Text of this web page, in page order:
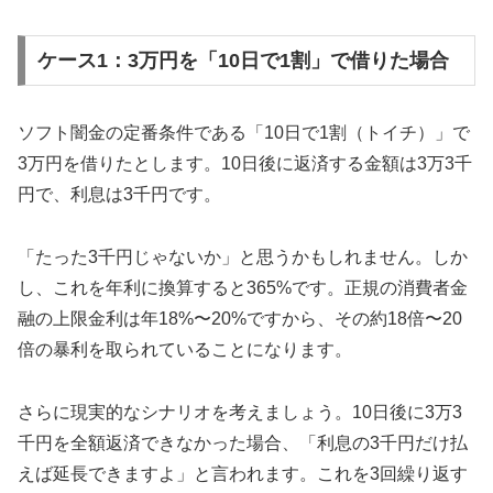
ケース1：3万円を「10日で1割」で借りた場合
ソフト闇金の定番条件である「10日で1割（トイチ）」で
3万円を借りたとします。10日後に返済する金額は3万3千
円で、利息は3千円です。
「たった3千円じゃないか」と思うかもしれません。しか
し、これを年利に換算すると365%です。正規の消費者金
融の上限金利は年18%〜20%ですから、その約18倍〜20
倍の暴利を取られていることになります。
さらに現実的なシナリオを考えましょう。10日後に3万3
千円を全額返済できなかった場合、「利息の3千円だけ払
えば延長できますよ」と言われます。これを3回繰り返す